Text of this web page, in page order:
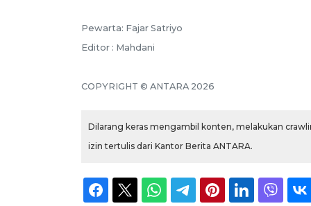
Pewarta: Fajar Satriyo
Editor : Mahdani
COPYRIGHT © ANTARA 2026
Dilarang keras mengambil konten, melakukan
izin tertulis dari Kantor Berita ANTARA.